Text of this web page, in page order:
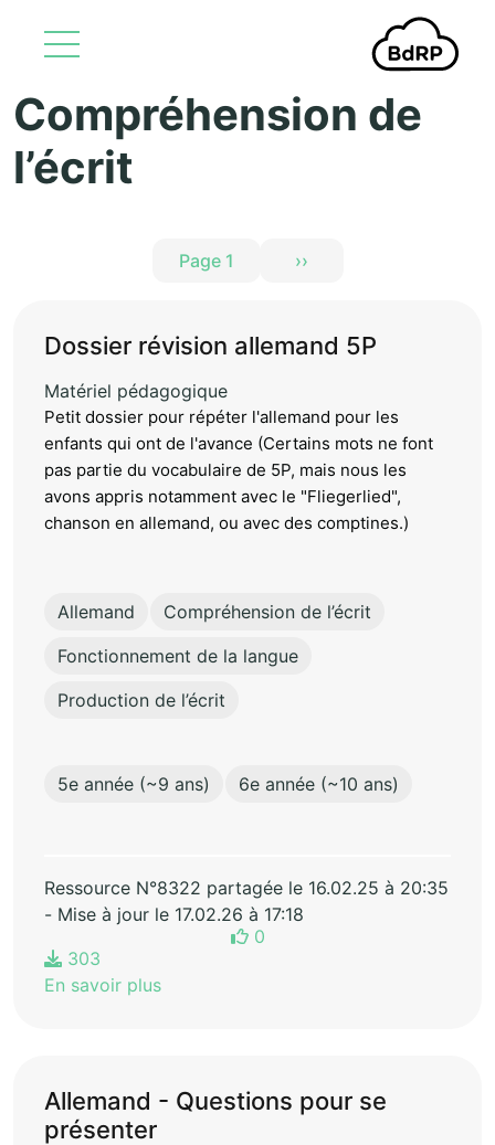
Aller au contenu principal
Compréhension de
l’écrit
Page 1 ››
Dossier révision allemand 5P
Matériel pédagogique
Petit dossier pour répéter l'allemand pour les
enfants qui ont de l'avance (Certains mots ne font
pas partie du vocabulaire de 5P, mais nous les
avons appris notamment avec le "Fliegerlied",
chanson en allemand, ou avec des comptines.)
Allemand
Compréhension de l’écrit
Fonctionnement de la langue
Production de l’écrit
5e année (~9 ans) 6e année (~10 ans)
Ressource N°8322 partagée le 16.02.25 à 20:35
- Mise à jour le 17.02.26 à 17:18
0
303
En savoir plus
Allemand - Questions pour se
présenter